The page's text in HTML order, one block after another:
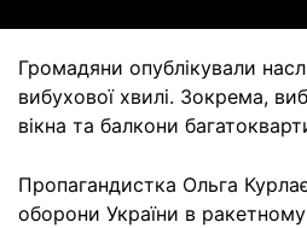
Громадяни опублікували
вибухової хвилі. Зокрема,
вікна та балкони
Пропагандистка Ольга
оборони України в ракетному